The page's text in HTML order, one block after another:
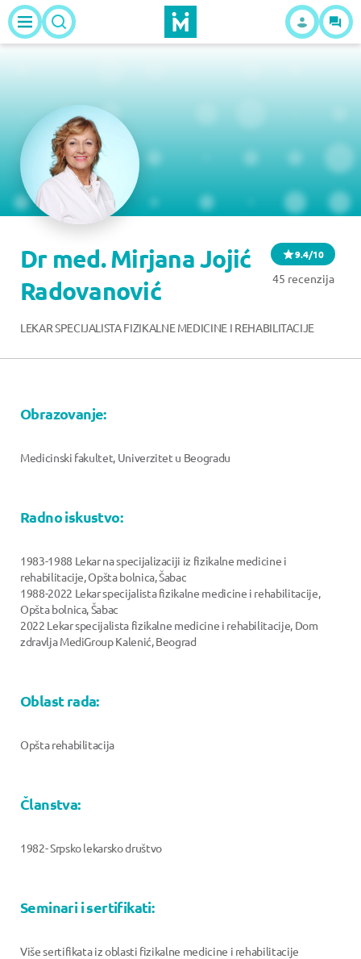
Dr med. Mirjana Jojić
Radovanović
9.4/10
45 recenzija
LEKAR SPECIJALISTA FIZIKALNE MEDICINE I REHABILITACIJE
Obrazovanje:
Medicinski fakultet, Univerzitet u Beogradu
Radno iskustvo:
1983-1988 Lekar na specijalizaciji iz fizikalne medicine i
rehabilitacije, Opšta bolnica, Šabac
1988-2022 Lekar specijalista fizikalne medicine i rehabilitacije,
Opšta bolnica, Šabac
2022 Lekar specijalista fizikalne medicine i rehabilitacije, Dom
zdravlja MediGroup Kalenić, Beograd
Oblast rada:
Opšta rehabilitacija
Članstva:
1982- Srpsko lekarsko društvo
Seminari i sertifikati:
Više sertifikata iz oblasti fizikalne medicine i rehabilitacije